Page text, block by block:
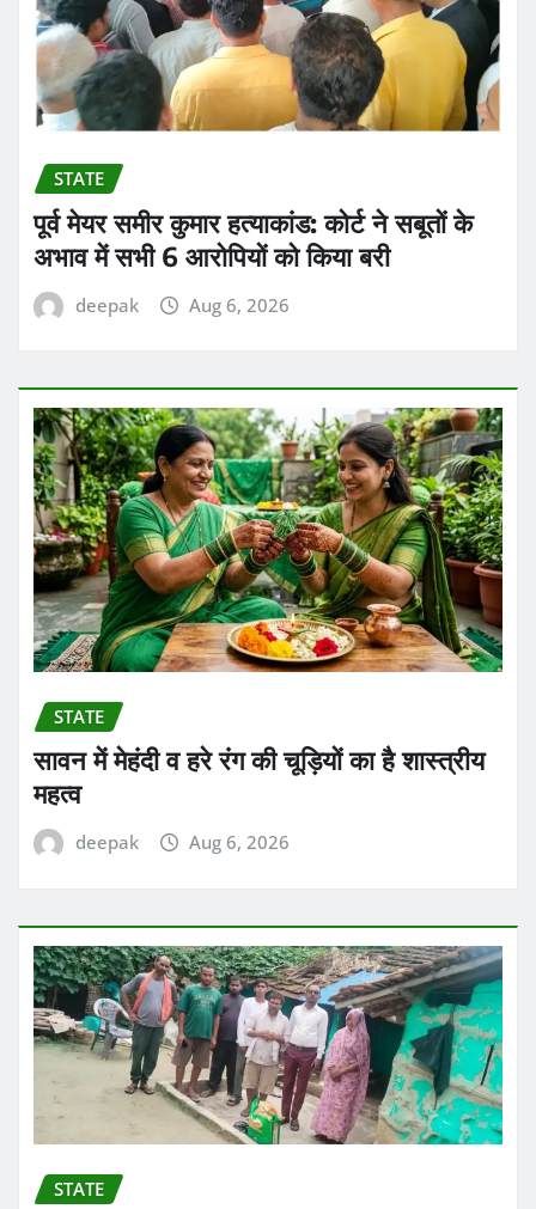
STATE
पूर्व मेयर समीर कुमार हत्याकांड: कोर्ट ने सबूतों के
अभाव में सभी 6 आरोपियों को किया बरी
deepak Aug 6, 2026
STATE
सावन में मेहंदी व हरे रंग की चूड़ियों का है शास्त्रीय
महत्व
deepak Aug 6, 2026
STATE